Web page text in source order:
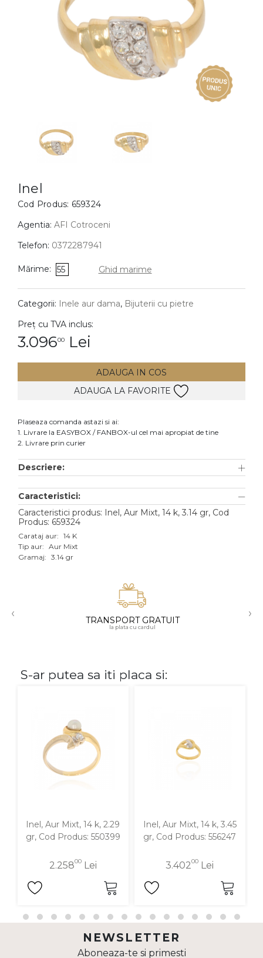
BIJUTERII COPII
Cercei
Bratari
Coliere
Lanturi
Pandantive
DIAMANTE Vezi toate
Cercei
Accesorii
Aur alb
Aur roz
Aur mixt
18K
Inel
Cod Produs: 659324
Agentia: AFI Cotroceni
Telefon: 0372287941
Mărime: 55 Ghid marime
Categorii: Inele aur dama, Bijuterii cu pietre
Preț cu TVA inclus:
3.09600 Lei
ADAUGA IN COS
ADAUGA LA FAVORITE
Plaseaza comanda astazi si ai:
1. Livrare la EASYBOX / FANBOX-ul cel mai apropiat de tine
2. Livrare prin curier
Descriere:
Caracteristici:
Caracteristici produs: Inel, Aur Mixt, 14 k, 3.14 gr, Cod
Produs: 659324
Carataj aur: 14 K
Tip aur: Aur Mixt
Gramaj: 3.14 gr
‹ TRANSPORT GRATUIT
la plata cu cardul
›
S-ar putea sa iti placa si:
Inel, Aur Mixt, 14 k, 2.29
gr, Cod Produs: 550399
2.25800Lei
Inel, Aur Mixt, 14 k, 3.45
gr, Cod Produs: 556247
3.40200 Lei
NEWSLETTER
Aboneaza-te si primesti